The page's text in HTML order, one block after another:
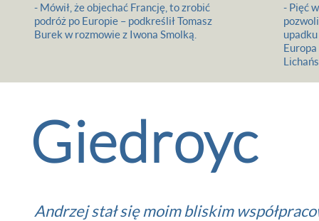
- Mówił, że objechać Francję, to zrobić
podróż po Europie – podkreślił Tomasz
Burek w rozmowie z Iwona Smolką.
- Pięć
Europa
Giedroyc
Andrzej stał się moim bliskim